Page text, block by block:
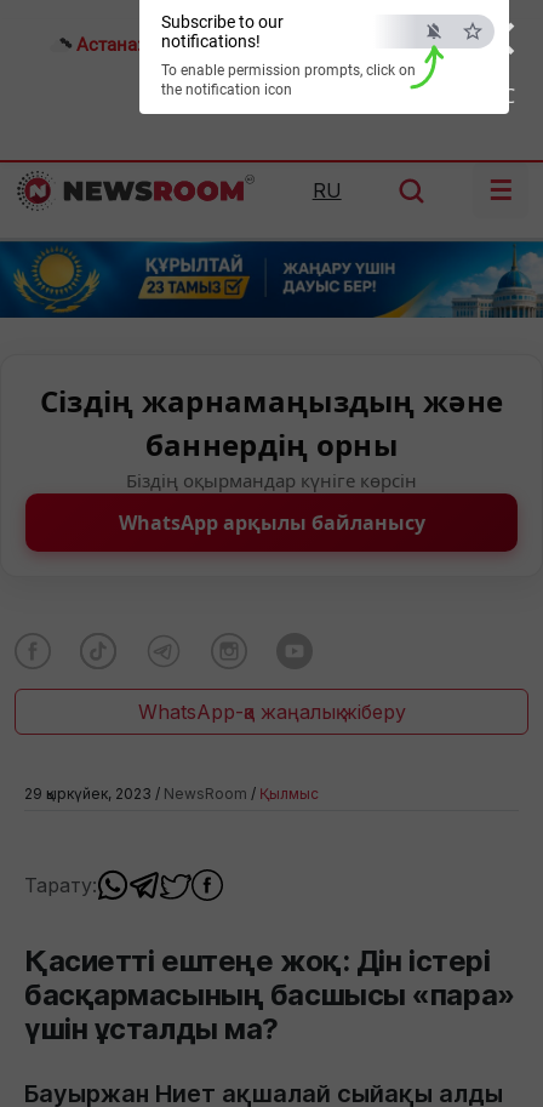
×
ESC
Subscribe to our
notifications!
To enable permission prompts, click on
the notification icon
Астана: 25°C Алматы: Шымкент:36°C
RU ☰
Сіздің жарнамаңыздың және
баннердің орны
Біздің оқырмандар күніге көрсін
WhatsApp арқылы байланысу
WhatsApp-қа жаңалық жіберу
29 қыркүйек, 2023 / NewsRoom / Қылмыс
Тарату:
Қасиетті ештеңе жоқ: Дін істері
басқармасының басшысы «пара»
үшін ұсталды ма?
Бауыржан Ниет ақшалай сыйақы алды